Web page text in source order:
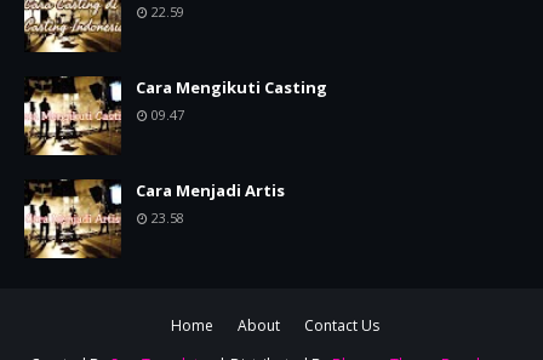
22.59
Cara Mengikuti Casting
09.47
Cara Menjadi Artis
23.58
Home About
Contact Us